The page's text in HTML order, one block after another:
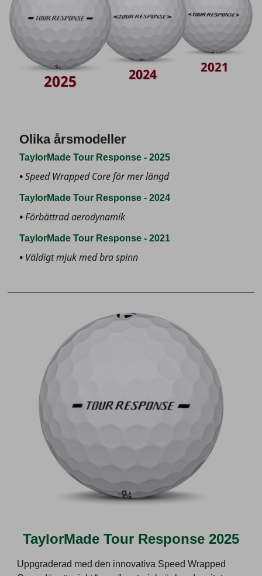
2025 2024 2021
Olika årsmodeller
TaylorMade Tour Response - 2025
Speed Wrapped Core för mer längd
TaylorMade Tour Response - 2024
Förbättrad aerodynamik
TaylorMade Tour Response - 2021
Väldigt mjuk med bra spinn
TaylorMade Tour Response 2025
Uppgraderad med den innovativa Speed Wrapped